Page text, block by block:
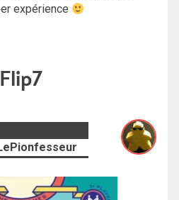
expérience
Flip7